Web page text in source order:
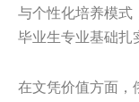
与个性化培养模式
毕业生专业基础扎
在文凭价值方面，